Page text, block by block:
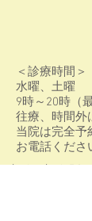
＜診療時間＞
水曜、土曜
9時～20時（
往療、時間外
当院は完全予
お電話くださ
宮城県宮城郡